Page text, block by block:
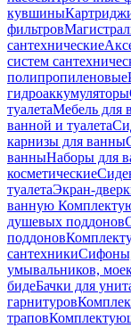
кувшины
фильтров
сантехнические
систем
полипропиленовые
гидроаккумуляторы
туалетаМебель для
ванной и туалета
карнизы для ванны
ванныНаборы для
косметические
туалетаЭкран-
ванную
душевых поддонов
поддонов
сантехники
умывальников,
бидеБачки для
гарнитуров
трапов